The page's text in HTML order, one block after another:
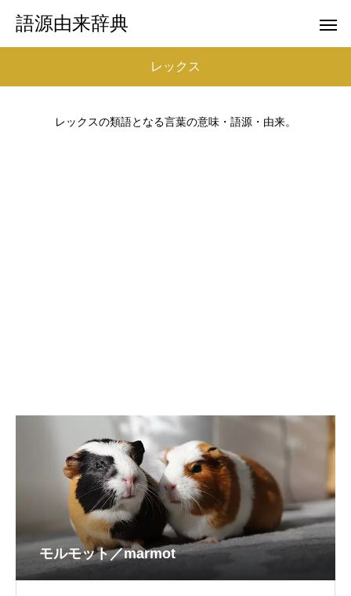
語源由来辞典
レックス
レックスの類語となる言葉の意味・語源・由来。
モルモット／marmot